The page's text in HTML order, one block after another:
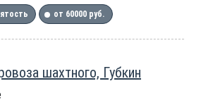
от 60000 руб.
шахтного, Губкин